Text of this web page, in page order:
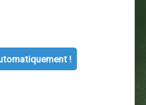
postal ou la